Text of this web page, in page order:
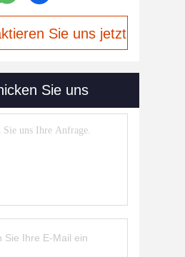
Sie uns jetzt
Sie uns